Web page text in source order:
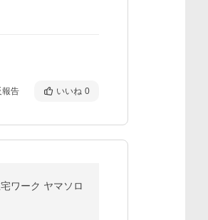
報告 いいね 0
ワーク ヤマソロ